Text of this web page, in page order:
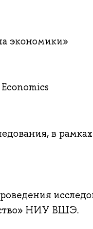
экономики»
в
НИУ ВШЭ.